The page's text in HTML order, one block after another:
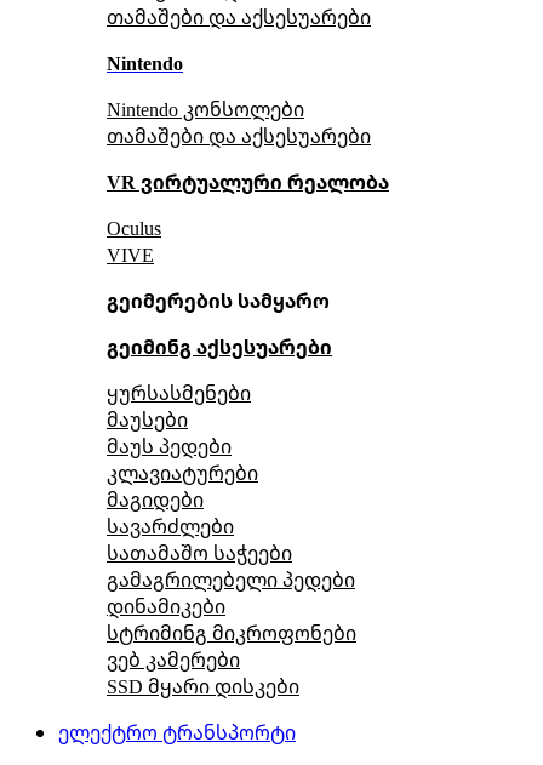
თამაშები და აქსესუარები
Nintendo
Nintendo კონსოლები
თამაშები და აქსესუარები
VR ვირტუალური რეალობა
Oculus
VIVE
გეიმერების სამყარო
გეიმინგ აქსესუარები
ყურსასმენები
მაუსები
მაუს პედები
კლავიატურები
მაგიდები
სავარძლები
სათამაშო საჭეები
გამაგრილებელი პედები
დინამიკები
სტრიმინგ მიკროფონები
ვებ კამერები
SSD მყარი დისკები
ელექტრო ტრანსპორტი